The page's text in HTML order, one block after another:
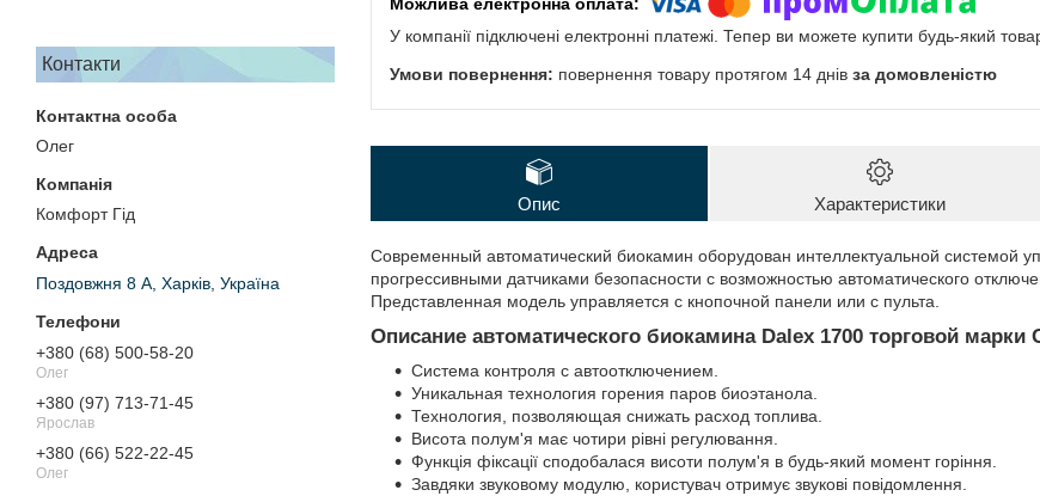
Контакти
Олег
Комфорт Гід
Поздовжня 8 А, Харків, Україна
+380 (68) 500-58-20
Олег
+380 (97) 713-71-45
Ярослав
+380 (66) 522-22-45
Олег
У компанії підключені електронні платежі. Тепер ви можете купити будь-який
повернення товару протягом 14 днів за домовленістю
Опис Характеристики
Современный автоматический биокамин оборудован интеллектуальной системой
прогрессивными датчиками безопасности с возможностью автоматического
Представленная модель управляется с кнопочной панели или с пульта.
Описание автоматического биокамина Dalex 1700 торговой марки
Система контроля с автоотключением.
Уникальная технология горения паров биоэтанола.
Технология, позволяющая снижать расход топлива.
Висота полум'я має чотири рівні регулювання.
Функція фіксації сподобалася висоти полум'я в будь-який момент горіння.
Завдяки звуковому модулю, користувач отримує звукові повідомлення.